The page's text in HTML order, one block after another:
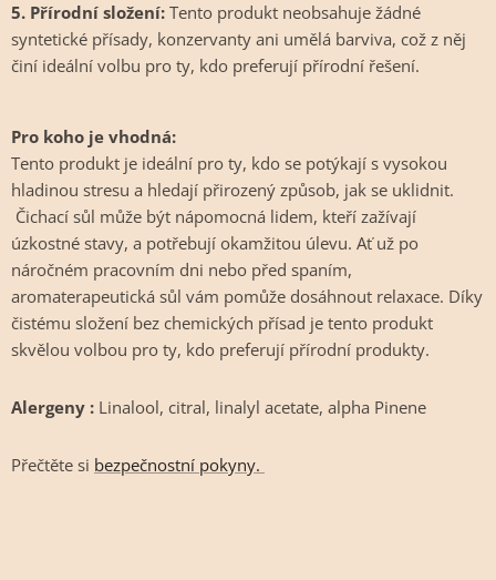
5. Přírodní složení: Tento produkt neobsahuje žádné
syntetické přísady, konzervanty ani umělá barviva, což z něj
činí ideální volbu pro ty, kdo preferují přírodní řešení.
Pro koho je vhodná:
Tento produkt je ideální pro ty, kdo se potýkají s vysokou
hladinou stresu a hledají přirozený způsob, jak se uklidnit.
Čichací sůl může být nápomocná lidem, kteří zažívají
úzkostné stavy, a potřebují okamžitou úlevu. Ať už po
náročném pracovním dni nebo před spaním,
aromaterapeutická sůl vám pomůže dosáhnout relaxace. Díky
čistému složení bez chemických přísad je tento produkt
skvělou volbou pro ty, kdo preferují přírodní produkty.
Alergeny : Linalool, citral, linalyl acetate, alpha Pinene
Přečtěte si bezpečnostní pokyny.